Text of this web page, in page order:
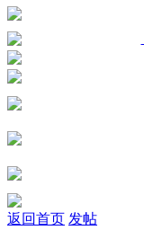
返回首页 发帖